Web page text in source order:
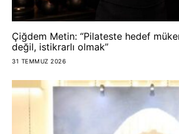
Çiğdem Metin: “Pilateste hedef
değil, istikrarlı olmak”
31 TEMMUZ 2026